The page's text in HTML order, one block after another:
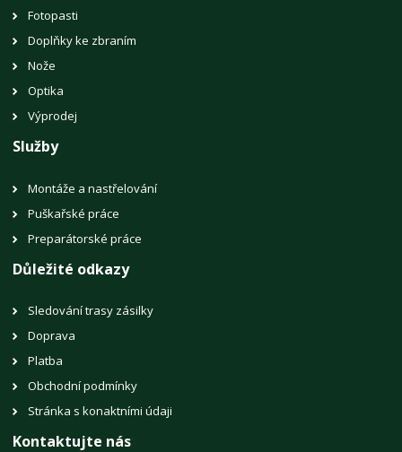
Fotopasti
Doplňky ke zbraním
Nože
Optika
Výprodej
Služby
Montáže a nastřelování
Puškařské práce
Preparátorské práce
Důležité odkazy
Sledování trasy zásilky
Doprava
Platba
Obchodní podmínky
Stránka s konaktními údaji
Kontaktujte nás